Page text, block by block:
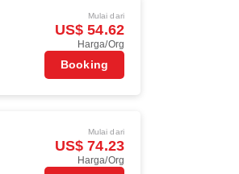
Mulai dari
US$ 54.62
Harga/Org
Booking
Mulai dari
US$ 74.23
Harga/Org